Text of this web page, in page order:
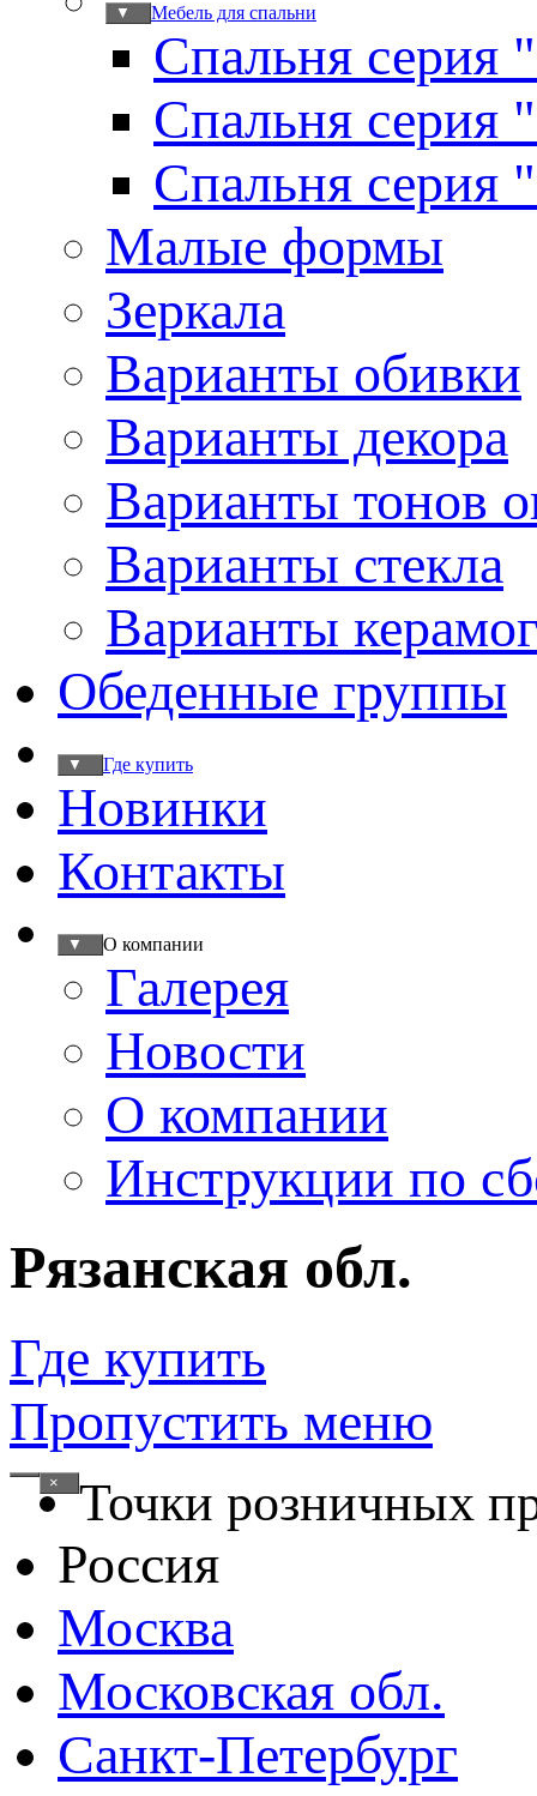
Мебель для спальни
▼
Спальня серия
Спальня серия
Спальня серия
Малые формы
Зеркала
Варианты обивки
Варианты декора
Варианты тонов
Варианты стекла
Варианты
Обеденные группы
Где купить
▼
Новинки
Контакты
О компании
▼
Галерея
Новости
О компании
Инструкции по
Рязанская обл.
Где купить
Пропустить меню
× Точки розничных
Россия
Москва
Московская обл.
Санкт-Петербург